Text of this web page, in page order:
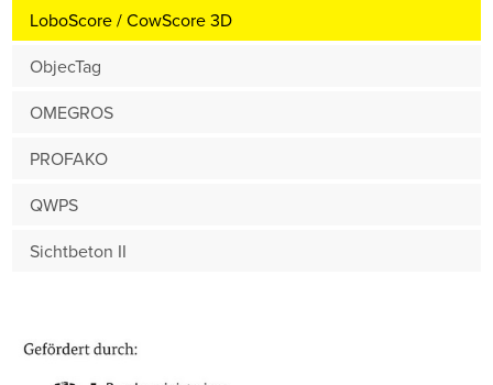
LoboScore / CowScore 3D
ObjecTag
OMEGROS
PROFAKO
QWPS
Sichtbeton II